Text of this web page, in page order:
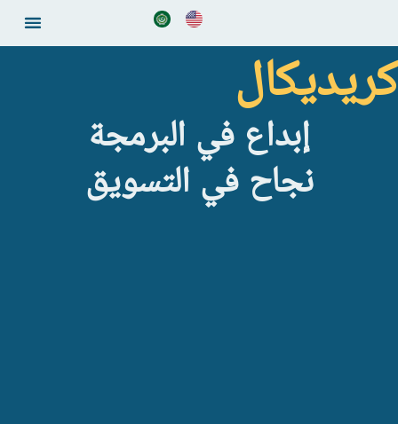
كريديكال
إبداع في البرمجة
نجاح في التسويق